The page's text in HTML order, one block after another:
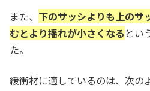
また、 下のサッシよりも上のサ
むとより揺れが小さくなる とい
た。
緩衝材に適しているのは、次の